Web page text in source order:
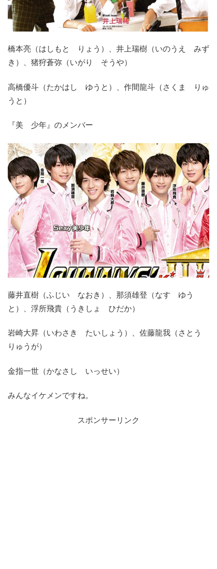
橋本亮（はしもと りょう）、井上瑞樹（いのうえ みず
き）、猪狩蒼弥（いがり そうや）
高橋優斗（たかはし ゆうと）、作間龍斗（さくま りゅ
うと）
『美 少年』のメンバー
藤井直樹（ふじい なおき）、那須雄登（なす ゆう
と）、浮所飛貴（うきしょ ひだか）
岩崎大昇（いわさき たいしょう）、佐藤龍我（さとう
りゅうが）
金指一世（かなさし いっせい）
みんなイケメンですね。
スポンサーリンク